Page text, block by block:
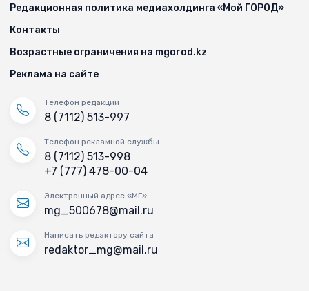
Редакционная политика медиахолдинга «Мой ГОРОД»
Контакты
Возрастные ограничения на mgorod.kz
Реклама на сайте
Телефон редакции
8 (7112) 513-997
Телефон рекламной службы
8 (7112) 513-998
+7 (777) 478-00-04
Электронный адрес «МГ»
mg_500678@mail.ru
Написать редактору сайта
redaktor_mg@mail.ru